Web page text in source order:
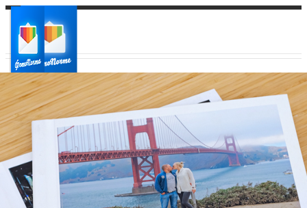
Ваш город:
Ваш регион доставки
Выберите из списка: